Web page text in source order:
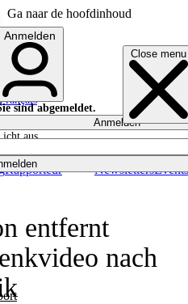
Ga naar de hoofdinhoud
Close menu
Rapporteur NewslettersEvents
English
Français
Anmelden
sind abgemeldet.
Anmelden
aus
entfernt
nach